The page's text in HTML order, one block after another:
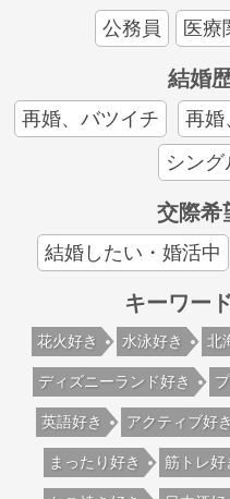
公務員 医療
結婚
再婚、バツイチ 再婚
シン
交際希
結婚したい・婚活中
キーワー
花火好き 水泳好き 北
ディズニーランド好き
英語好き アクティブ好き
まったり好き 筋トレ好